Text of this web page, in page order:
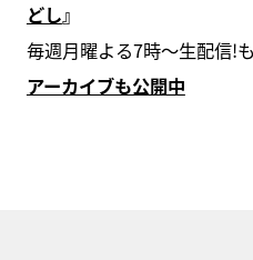
どし』
毎週月曜よる7時〜生配信!
アーカイブも公開中